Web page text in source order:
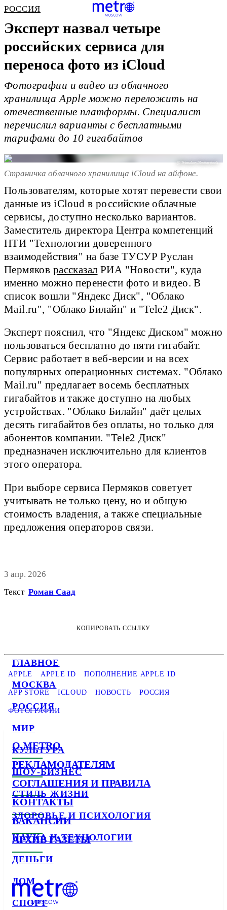
ГЛАВНОЕ
МОСКВА
РОССИЯ
МИР
КУЛЬТУРА
ШОУ-БИЗНЕС
СТИЛЬ ЖИЗНИ
ЗДОРОВЬЕ И ПСИХОЛОГИЯ
НАУКА И ТЕХНОЛОГИИ
ДЕНЬГИ
ДОМ
СПОРТ
РОССИЯ
Эксперт назвал четыре
российских сервиса для
переноса фото из iCloud
Фотографии и видео из облачного
хранилища Apple можно переложить на
отечественные платформы. Специалист
перечислил варианты с бесплатными
тарифами до 10 гигабайтов
@ Primakov/Shutterstock
Страничка облачного хранилища iCloud на айфоне.
Пользователям, которые хотят перевести свои
данные из iCloud в российские облачные
сервисы, доступно несколько вариантов.
Заместитель директора Центра компетенций
НТИ "Технологии доверенного
взаимодействия" на базе ТУСУР Руслан
Пермяков рассказал РИА "Новости", куда
именно можно перенести фото и видео. В
список вошли "Яндекс Диск", "Облако
Mail.ru", "Облако Билайн" и "Tele2 Диск".
Эксперт пояснил, что "Яндекс Диском" можно
пользоваться бесплатно до пяти гигабайт.
Сервис работает в веб-версии и на всех
популярных операционных системах. "Облако
Mail.ru" предлагает восемь бесплатных
гигабайтов и также доступно на любых
устройствах. "Облако Билайн" даёт целых
десять гигабайтов без оплаты, но только для
абонентов компании. "Tele2 Диск"
предназначен исключительно для клиентов
этого оператора.
При выборе сервиса Пермяков советует
учитывать не только цену, но и общую
стоимость владения, а также специальные
предложения операторов связи.
3 апр. 2026
Текст Роман Саад
КОПИРОВАТЬ ССЫЛКУ
APPLE APPLE ID ПОПОЛНЕНИЕ APPLE ID
APP STORE ICLOUD НОВОСТЬ РОССИЯ
ФОТОГРАФИИ
О METRO
РЕКЛАМОДАТЕЛЯМ
СОГЛАШЕНИЯ И ПРАВИЛА
КОНТАКТЫ
ВАКАНСИИ
АРХИВ ГАЗЕТЫ